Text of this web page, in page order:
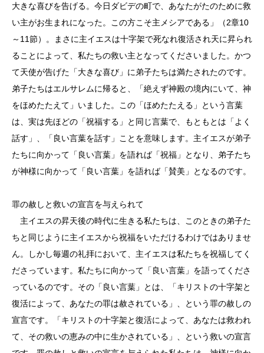
大きな喜びを告げる。今日ダビデの町で、あなたがたのために救
い主がお生まれになった。この方こそ主メシアである」（2章10
～11節）。まさに主イエスは十字架で死なれ復活され天に昇られ
ることによって、私たちの救い主となってくださいました。かつ
て天使が告げた「大きな喜び」に弟子たちは満たされたのです。
弟子たちはエルサレムに帰ると、「絶えず神殿の境内にいて、神
をほめたたえて」いました。この「ほめたたえる」という言葉
は、実は先ほどの「祝福する」と同じ言葉で、もともとは「よく
話す」、「良い言葉を話す」ことを意味します。主イエスが弟子
たちに向かって「良い言葉」を語れば「祝福」となり、弟子たち
が神様に向かって「良い言葉」を語れば「賛美」となるのです。
罪の赦しと救いの宣言を与えられて
主イエスの昇天後の時代に生きる私たちは、このときの弟子た
ちと同じように主イエスから祝福をいただけるわけではありませ
ん。しかし毎週の礼拝において、主イエスは私たちを祝福してく
ださっています。私たちに向かって「良い言葉」を語ってくださ
っているのです。その「良い言葉」とは、「キリストの十字架と
復活によって、あなたの罪は赦されている」、という罪の赦しの
宣言です。「キリストの十字架と復活によって、あなたは救われ
て、その救いの恵みの中に生かされている」、という救いの宣言